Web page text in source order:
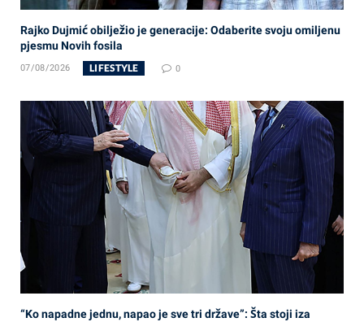
Rajko Dujmić obilježio je generacije: Odaberite svoju omiljenu
pjesmu Novih fosila
07/08/2026 LIFESTYLE 0
“Ko napadne jednu, napao je sve tri države”: Šta stoji iza